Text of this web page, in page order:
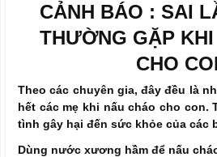
CẢNH BÁO : SAI
THƯỜNG GẶP
CHO
Theo các chuyên gia, đây đều là
hết các mẹ khi nấu cháo cho con.
tình gây hại đến sức khỏe của các
Dùng nước xương hầm để nấu